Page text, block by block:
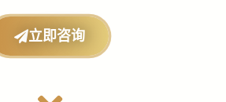
立即咨询